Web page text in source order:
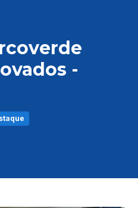
-